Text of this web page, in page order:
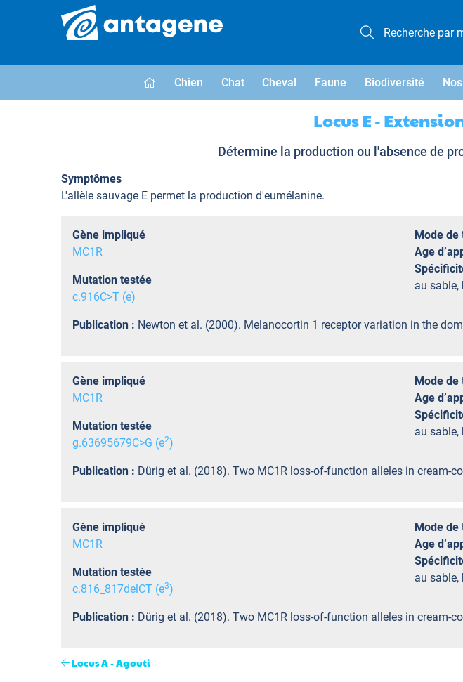
Chien Chat Cheval Faune Biodiversité
Locus E -
Détermine la production ou l'absence de
Symptômes
L'allèle sauvage E permet la production d'eumélanine.
Gène impliqué
MC1R
Mutation testée
c.916C>T (e)
Mode de
Age
au sable,
Publication : Newton et al. (2000). Melanocortin 1 receptor variation in the
Gène impliqué
MC1R
Mutation testée
g.63695679C>G (e2)
Mode de
Age
au sable,
Publication : Dürig et al. (2018). Two MC1R loss-of-function alleles in cream-
Gène impliqué
MC1R
Mutation testée
c.816_817delCT (e3)
Mode de
Age
au sable,
Publication : Dürig et al. (2018). Two MC1R loss-of-function alleles in cream-
Locus A - Agouti